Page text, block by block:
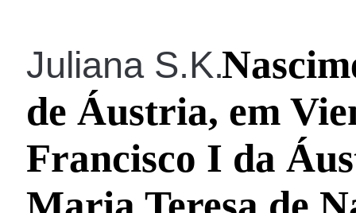
Juliana S.K.
de Áustria, em
Francisco I da